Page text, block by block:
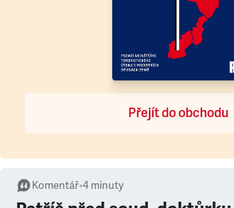
Přejít do obchodu
Komentář•4 minuty